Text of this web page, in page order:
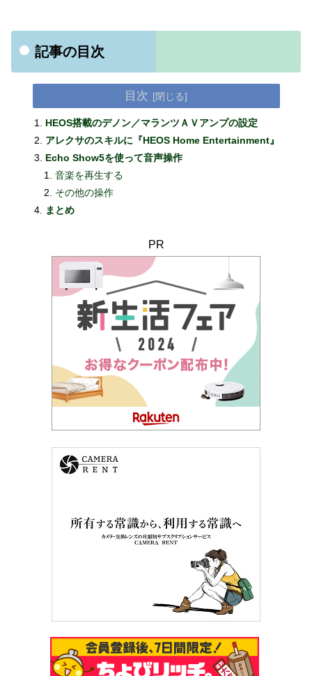
記事の目次
目次
HEOS搭載のデノン／マランツＡＶアンプの設定
アレクサのスキルに『HEOS Home Entertainment』
Echo Show5を使って音声操作
音楽を再生する
その他の操作
まとめ
PR